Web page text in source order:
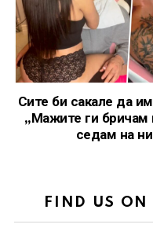
Сите би сакале да
„Мажите ги бричам
седам на
FIND US ON